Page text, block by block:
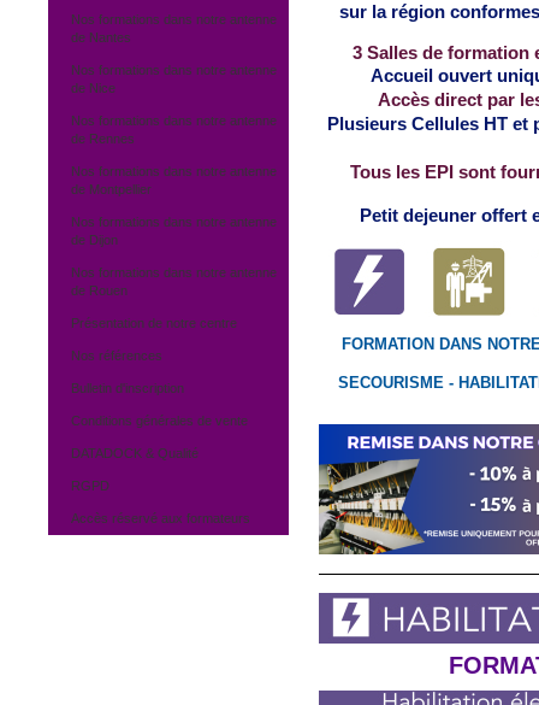
Nos formations dans notre antenne
de Nantes
Nos formations dans notre antenne
de Nice
Nos formations dans notre antenne
de Rennes
Nos formations dans notre antenne
de Montpellier
Nos formations dans notre antenne
de Dijon
Nos formations dans notre antenne
de Rouen
Présentation de notre centre
Nos références
Bulletin d'inscription
Conditions générales de vente
DATADOCK & Qualité
RGPD
Accès réservé aux formateurs
sur la région
3 Salles de formation
Accueil ouvert
Accès direct par
Plusieurs Cellules HT et
Tous les EPI sont
Petit dejeuner offert
FORMATION DANS
SECOURISME -